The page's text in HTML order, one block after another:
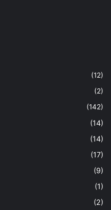
(12)
(2)
(142)
(14)
(14)
(17)
(9)
(1)
(2)